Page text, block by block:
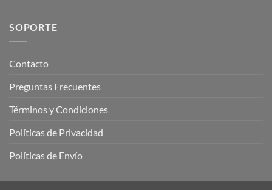
SOPORTE
Contacto
Preguntas Frecuentes
Términos y Condiciones
Políticas de Privacidad
Políticas de Envío